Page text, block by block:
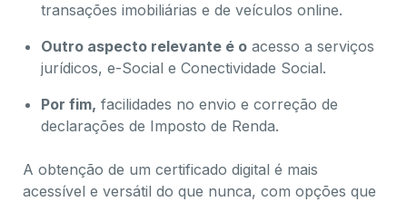
transações imobiliárias e de veículos online.
Outro aspecto relevante é o acesso a serviços
jurídicos, e-Social e Conectividade Social.
Por fim, facilidades no envio e correção de
declarações de Imposto de Renda.
A obtenção de um certificado digital é mais
acessível e versátil do que nunca, com opções que